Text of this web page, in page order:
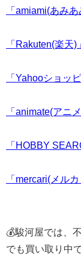
「amiami(あみ
「Rakuten(楽天)
「Yahooショッ
「animate(アニ
「HOBBY
「mercari(メル
💰駿河屋では、
でも買い取り中